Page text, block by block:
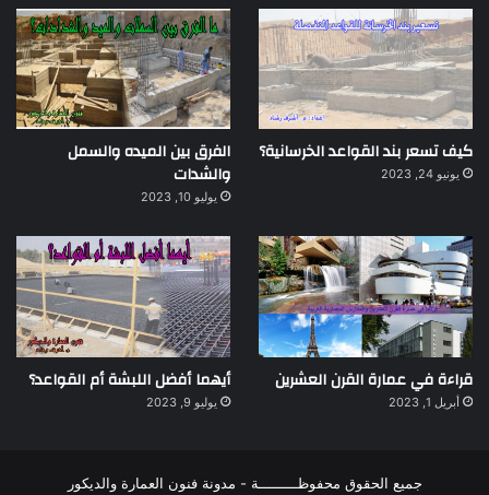
كيف تسعر بند القواعد الخرسانية؟
يونيو 24, 2023
الفرق بين الميده والسمل
والشدات
يوليو 10, 2023
قراءة في عمارة القرن العشرين
أبريل 1, 2023
أيهما أفضل اللبشة أم القواعد؟
يوليو 9, 2023
جميع الحقوق محفوظـــــــــة - مدونة فنون العمارة والديكور